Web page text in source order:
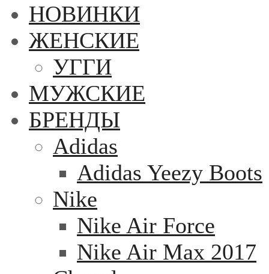
НОВИНКИ
ЖЕНСКИЕ
УГГИ
МУЖСКИЕ
БРЕНДЫ
Adidas
Adidas Yeezy Boots
Nike
Nike Air Force
Nike Air Max 2017